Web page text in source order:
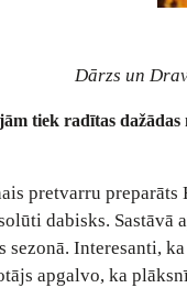
Dārzs un
tiek radītas dažādas
pretvarru preparāts
dabisks. Sastāvā
Interesanti,
apgalvo, ka